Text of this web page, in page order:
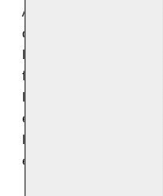
Acest produs contine
durabile:
Pielea este tabacita
fara adaos de saruri
Bumbac organic:
este din bumbac
Poliester reciclat:
este realizata din